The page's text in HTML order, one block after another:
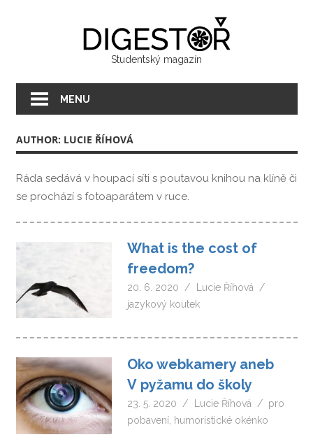
Studentský magazín
MENU
AUTHOR: LUCIE ŘÍHOVÁ
Ráda sedává v houpací síti s poutavou knihou na klíně či
se prochází s fotoaparátem v ruce.
What is the cost of
freedom?
20. 6. 2020
Lucie Říhová
jazykový koutek
Oko webkamery aneb
V pyžamu do školy
23. 5. 2020 Lucie Říhová
pro
pobavení humoristické okénko